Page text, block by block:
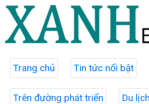
Trang chủ Tin tức nổi bật
Trên đường phát triển Du lịch